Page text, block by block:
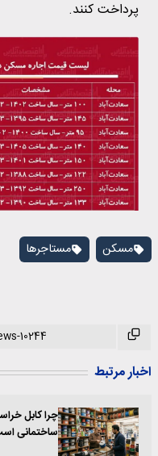
پرداخت کنند.
مسکن مستاجرها
اخبار مرتبط
چرا کابل
ساختمانی